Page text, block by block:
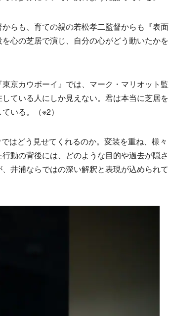
らも、育ての親の若松孝二監督からも『表面
心の芝居で演じ、自分の心がどう動いたかを
京カウボーイ』では、マーク・マリオット監
ている人にしか見えない。君は本当に芝居を
いる。（※2）
はどう見せてくれるのか。変装を重ね、様々
動の背後には、どのような目的や過去が隠さ
井浦ならではの深い解釈と表現が込められて